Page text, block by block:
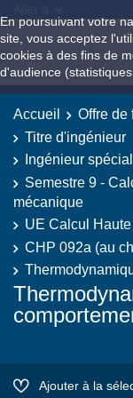
En poursuivant votre
site, vous acceptez
cookies à des fins de
d'audience
Aller à
Accueil
Offre de
Titre d'ingénieur
Ingénieur
Semestre 9 -
mécanique
UE Calcul
CHP 092a (au
Ajouter à la